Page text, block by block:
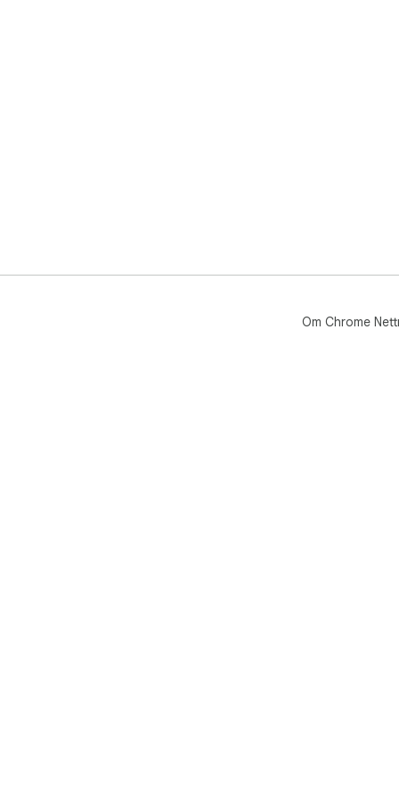
Om Chrome